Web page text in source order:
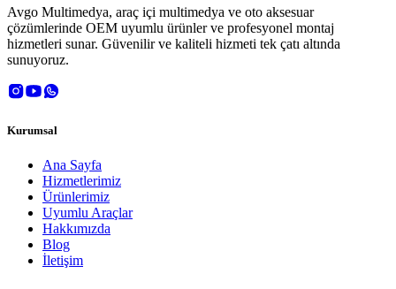
Avgo Multimedya, araç içi multimedya ve oto aksesuar
çözümlerinde OEM uyumlu ürünler ve profesyonel montaj
hizmetleri sunar. Güvenilir ve kaliteli hizmeti tek çatı altında
sunuyoruz.
Kurumsal
Ana Sayfa
Hizmetlerimiz
Ürünlerimiz
Uyumlu Araçlar
Hakkımızda
Blog
İletişim